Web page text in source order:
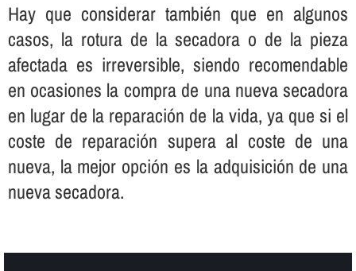
Hay que considerar también que en algunos
casos, la rotura de la secadora o de la pieza
afectada es irreversible, siendo recomendable
en ocasiones la compra de una nueva secadora
en lugar de la reparación de la vida, ya que si el
coste de reparación supera al coste de una
nueva, la mejor opción es la adquisición de una
nueva secadora.